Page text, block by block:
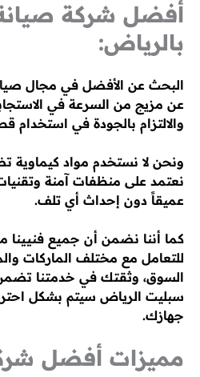
أفضل شركة
بالرياض:
البحث عن الأفضل في مجال
عن مزيج من السرعة في
والالتزام بالجودة في استخدام
ونحن لا نستخدم مواد كيماوية
نعتمد على منظفات آمنة
عميقاً دون إحداث أي تلف.
كما أننا نضمن أن جميع
للتعامل مع مختلف الماركات
السوق، وثقتك في خدمتنا
سبليت الرياض سيتم بشكل
جهازك.
مميزات أفضل